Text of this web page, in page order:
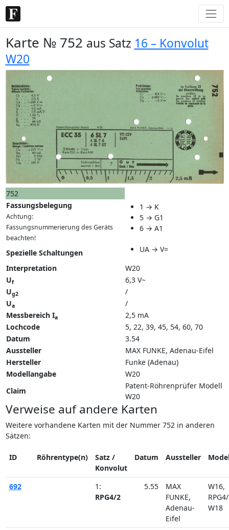
Karte № 752 aus Satz 16 – Konvolut
W20
752
Fassungsbelegung
Achtung:
Fassungsnummerierung des Geräts
beachten!
1 → K
5 → G1
6 → A1
Spezielle Schaltungen
UA → V=
Interpretation
W20
Uf
6,3 V~
Ug2
/
Ua
/
Messbereich Ia
2,5 mA
Lochcode
5, 22, 39, 45, 54, 60, 70
Datum
3.54
Aussteller
MAX FUNKE, Adenau-Eifel
Hersteller
Funke (Adenau)
Modellangabe
W20
Claim
Patent-Röhrenprüfer Modell
W20
Verweise auf andere Karten
Weitere vorhandene Karten mit der Nummer 752 in anderen
Sätzen:
ID Röhrentype(n)
Satz /
Konvolut
Datum Aussteller
692
1:
RPG4/2
5.55
MAX
FUNKE,
Adenau-
Eifel
W16
W18